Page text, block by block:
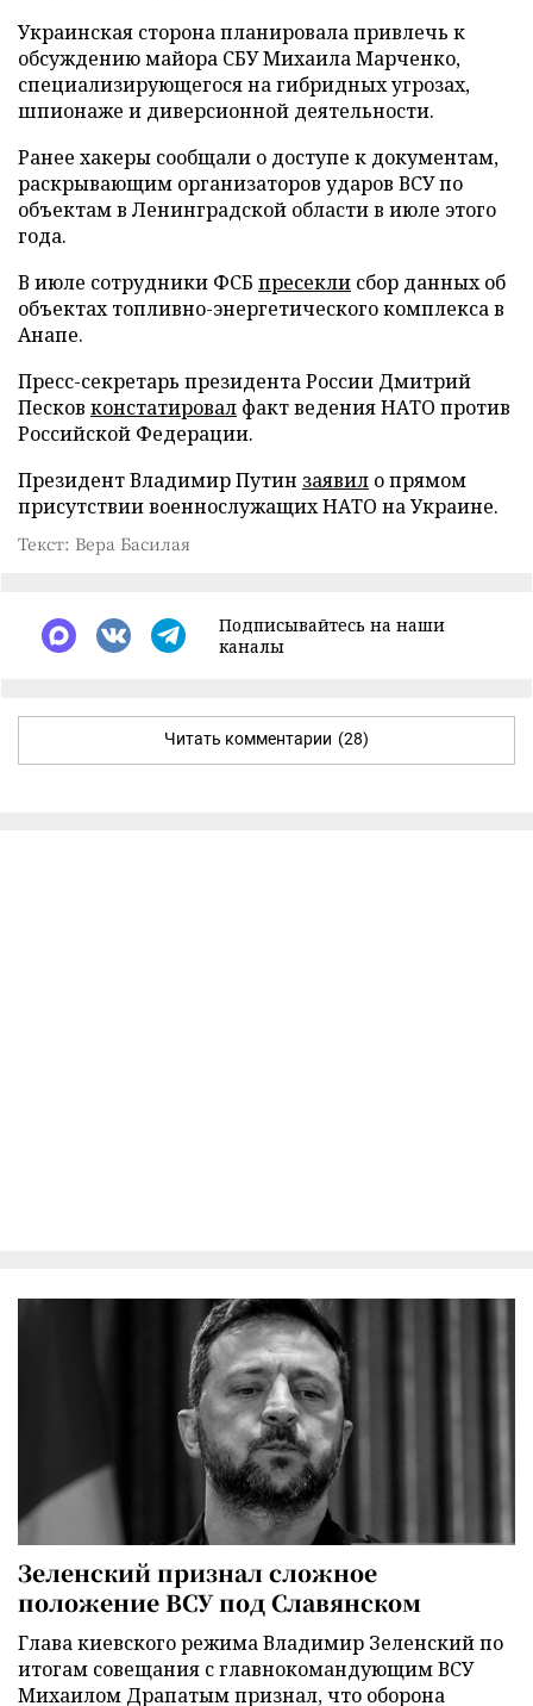
Украинская сторона планировала привлечь к
обсуждению майора СБУ Михаила Марченко,
специализирующегося на гибридных угрозах,
шпионаже и диверсионной деятельности.
Ранее хакеры сообщали о доступе к документам,
раскрывающим организаторов ударов ВСУ по
объектам в Ленинградской области в июле этого
года.
В июле сотрудники ФСБ пресекли сбор данных об
объектах топливно-энергетического комплекса в
Анапе.
Пресс-секретарь президента России Дмитрий
Песков констатировал факт ведения НАТО против
Российской Федерации.
Президент Владимир Путин заявил о прямом
присутствии военнослужащих НАТО на Украине.
Текст: Вера Басилая
Подписывайтесь на наши
каналы
Читать комментарии (28)
Зеленский признал сложное
положение ВСУ под Славянском
Глава киевского режима Владимир Зеленский по
итогам совещания с главнокомандующим ВСУ
Михаилом Драпатым признал, что оборона